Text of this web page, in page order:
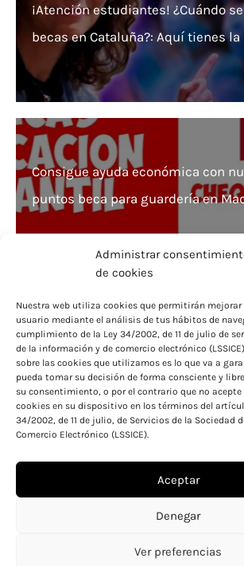
Administrar
de cookies
Nuestra web utiliza cookies que permitirán
usuario mediante el análisis de tus hábitos de
cumplimiento de la Ley 34/2002, de 11 de julio de
de la información y de comercio electrónico
sobre las cookies que utilizamos es lo que va a
pueda tomar su decisión de forma consciente y
su consentimiento, o por el contrario que no
cookies en su dispositivo en los términos del
34/2002, de 11 de julio, de Servicios de la Sociedad
Comercio Electrónico (LSSICE).
Aceptar
Denegar
Ver preferencias
¡Atención estudiantes! ¿Cuándo
becas en Cataluña?: Aquí tienes
Consigue ayuda económica con
puntos beca para guardería en
Descubre cuándo solicitar becas y
oportunidades
Política de cookies
Copyright © 2026 Becas y ayudas